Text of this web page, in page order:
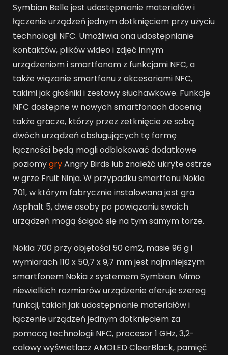
Symbian Belle jest udostępnianie materiałów i
łączenie urządzeń jednym dotknięciem przy użyciu
technologii NFC. Umożliwia ona udostępnianie
kontaktów, plików wideo i zdjęć innym
urządzeniom i smartfonom z funkcjami NFC, a
także wiązanie smartfonu z akcesoriami NFC,
takimi jak głośniki i zestawy słuchawkowe. Funkcje
NFC dostępne w nowych smartfonach docenią
także gracze, którzy przez zetknięcie ze sobą
dwóch urządzeń obsługujących tę formę
łączności będą mogli odblokować dodatkowe
poziomygryAngry Birds lub znaleźć ukryte ostrze
w grze Fruit Ninja. W przypadku smartfonu Nokia
701, w którym fabrycznie instalowana jest gra
Asphalt 5, dwie osoby po powiązaniu swoich
urządzeń mogą ścigać się na tym samym torze.
Nokia 700 przy objętości 50 cm2, masie 96 g i
wymiarach 110 x 50,7 x 9,7 mm jest najmniejszym
smartfonem Nokia z systemem Symbian. Mimo
niewielkich rozmiarów urządzenie oferuje szereg
funkcji, takich jak udostępnianie materiałów i
łączenie urządzeń jednym dotknięciem za
pomocą technologii NFC, procesor 1 GHz, 3,2-
calowy wyświetlacz AMOLED ClearBlack, pamięć